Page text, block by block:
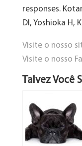
responses.
DI, Yoshioka H,
Visite o nosso
Visite o nosso
Talvez Você